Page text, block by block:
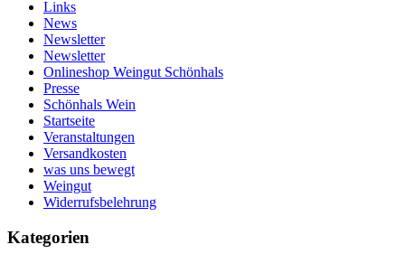
Links
News
Newsletter
Newsletter
Onlineshop Weingut Schönhals
Presse
Schönhals Wein
Startseite
Veranstaltungen
Versandkosten
was uns bewegt
Weingut
Widerrufsbelehrung
Kategorien